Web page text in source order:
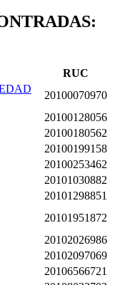
RUC
20100070970
20100128056
20100180562
20100199158
20100253462
20101030882
20101298851
20101951872
20102026986
20102097069
20106566721